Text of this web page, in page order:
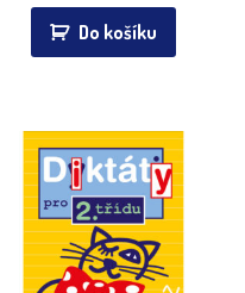
Do košíku